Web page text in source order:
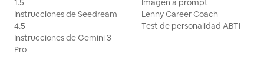
1.5
Instrucciones de Seedream
4.5
Instrucciones de Gemini 3
Pro
Imagen a prompt
Lenny Career Coach
Test de personalidad ABTI